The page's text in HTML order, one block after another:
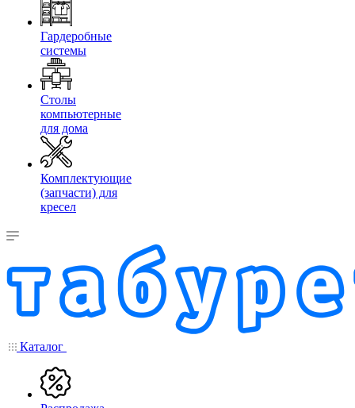
Гардеробные
системы
Столы
компьютерные
для дома
Комплектующие
(запчасти) для
кресел
Каталог